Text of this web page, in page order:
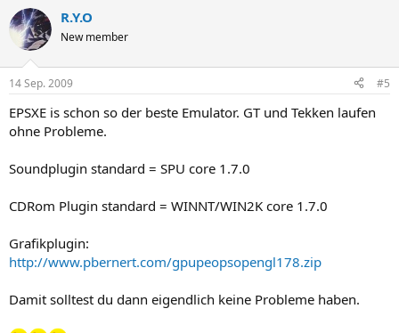
R.Y.O
New member
14 Sep. 2009 #5
EPSXE is schon so der beste Emulator. GT und Tekken laufen
ohne Probleme.
Soundplugin standard = SPU core 1.7.0
CDRom Plugin standard = WINNT/WIN2K core 1.7.0
Grafikplugin:
http://www.pbernert.com/gpupeopsopengl178.zip
Damit solltest du dann eigendlich keine Probleme haben.